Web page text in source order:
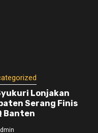
Lonjakan
Serang Finis
Banten